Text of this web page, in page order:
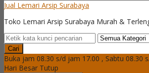
Jual Lemari Arsip Surabaya
Toko Lemari Arsip Surabaya Murah &
Cari
Buka jam 08.30 s/d jam 17.00 , Sabtu 08.30
Hari Besar Tutup